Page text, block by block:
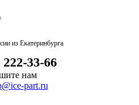
из Екатеринбурга
33-66
нам
part.ru